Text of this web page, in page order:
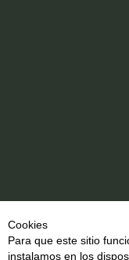
Cookies
Para que este sitio
instalamos en los